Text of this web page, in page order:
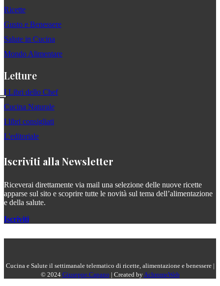
Ricette
Gusto e Benessere
Salute in Cucina
Mondo Alimentare
Letture
I Libri dello Chef
Cucina Naturale
I libri consigliati
L'editoriale
Iscriviti alla Newsletter
Riceverai direttamente via mail una selezione delle nuove ricette
apparse sul sito e scoprire tutte le novità sul tema dell’alimentazione
e della salute.
Iscriviti
Cucina e Salute il settimanale telematico di ricette, alimentazione e benessere |
© 2024 Giuseppe Capano | Created byAchromeWeb